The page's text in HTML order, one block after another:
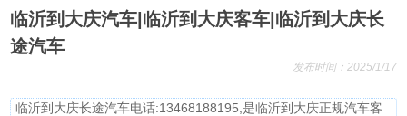
临沂到大庆汽车|临沂到大庆客车|临沂到大庆长
途汽车
发布时间：2025/1/17
临沂到大庆长途汽车电话:13468188195,是临沂到大庆正规汽车客